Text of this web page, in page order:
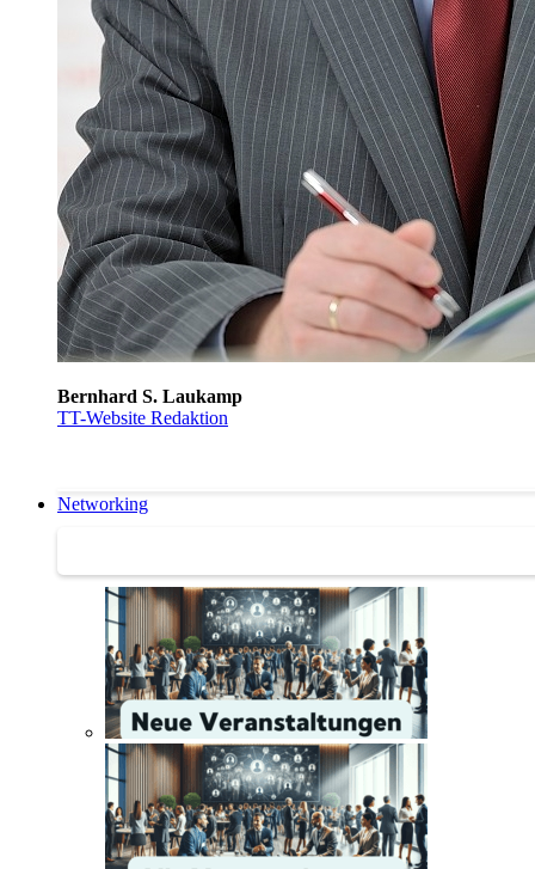
Bernhard S. Laukamp
TT-Website Redaktion
Networking